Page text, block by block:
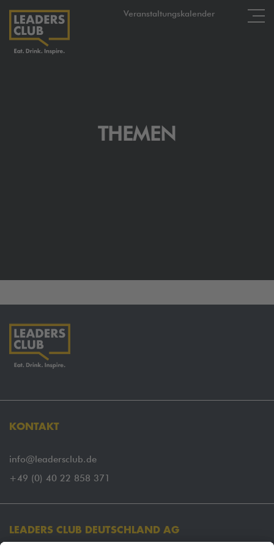
Veranstaltungskalender
THEMEN
KONTAKT
info@leadersclub.de
+49 (0) 40 22 858 371
LEADERS CLUB DEUTSCHLAND AG